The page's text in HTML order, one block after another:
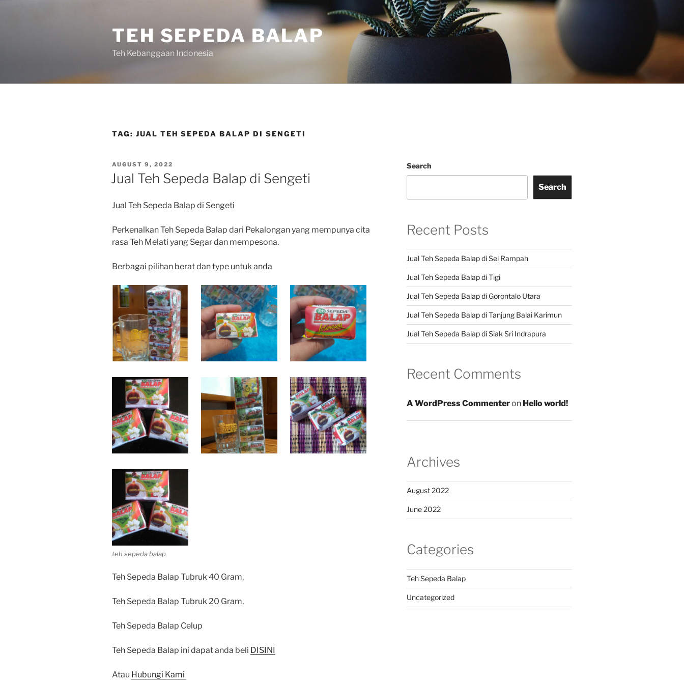
TEH SEPEDA BALAP
Teh Kebanggaan Indonesia
TAG: JUAL TEH SEPEDA BALAP DI SENGETI
POSTED
ON
AUGUST 9, 2022
Jual Teh Sepeda Balap di Sengeti
Jual Teh Sepeda Balap di Sengeti
Perkenalkan Teh Sepeda Balap dari Pekalongan yang mempunya cita
rasa Teh Melati yang Segar dan mempesona.
Berbagai pilihan berat dan type untuk anda
teh sepeda balap
Teh Sepeda Balap Tubruk 40 Gram,
Teh Sepeda Balap Tubruk 20 Gram,
Teh Sepeda Balap Celup
Teh Sepeda Balap ini dapat anda beli DISINI
Atau Hubungi Kami
Search
Search
Recent Posts
Jual Teh Sepeda Balap di Sei Rampah
Jual Teh Sepeda Balap di Tigi
Jual Teh Sepeda Balap di Gorontalo Utara
Jual Teh Sepeda Balap di Tanjung Balai Karimun
Jual Teh Sepeda Balap di Siak Sri Indrapura
Recent Comments
A WordPress Commenteron Hello world!
Archives
August 2022
June 2022
Categories
Teh Sepeda Balap
Uncategorized